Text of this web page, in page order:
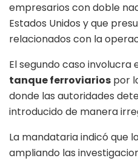
empresarios con doble
Estados Unidos y que
relacionados con la
El segundo caso involucra
tanque ferroviarios por
donde las autoridades
introducido de manera
La mandataria indicó que
ampliando las